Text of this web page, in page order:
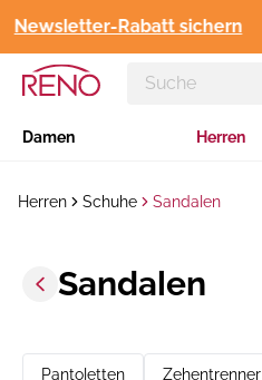
Rabatt sichern
Damen Herren
Herren Schuhe Sandalen
Sandalen
Pantoletten Zehentrenner